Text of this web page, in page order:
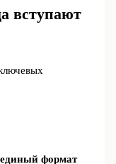
вступают
единый формат